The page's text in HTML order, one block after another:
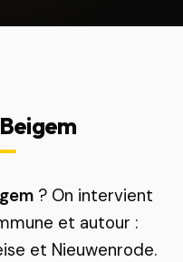
? On intervient
et autour :
et Nieuwenrode.